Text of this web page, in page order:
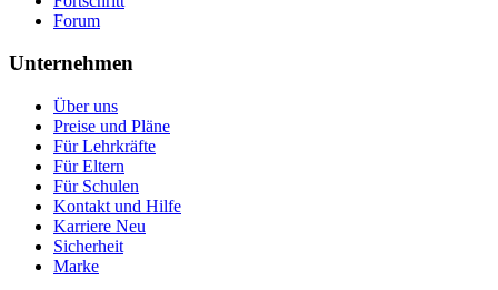
Forum
Unternehmen
Über uns
Preise und Pläne
Für Lehrkräfte
Für Eltern
Für Schulen
Kontakt und Hilfe
Karriere Neu
Sicherheit
Marke